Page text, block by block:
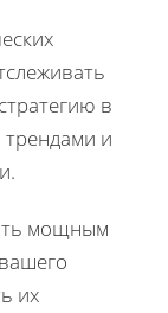
в
трендами и
мощным
их